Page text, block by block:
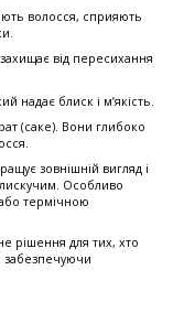
волосся, сприяють
від пересихання
надає блиск і м’якість.
(саке). Вони глибоко
зовнішній вигляд і
Особливо
термічною
рішення для тих, хто
забезпечуючи